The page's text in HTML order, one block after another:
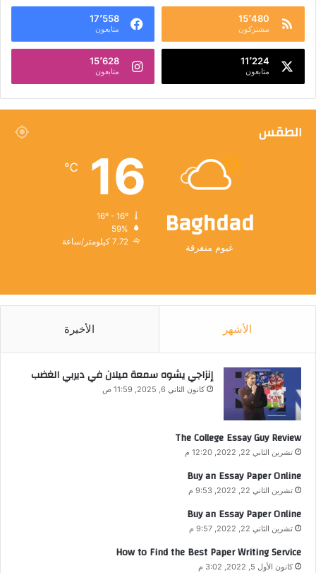
15٬480
مشتركون
17٬558
متابعون
11٬224
متابعون
15٬628
متابعون
الطقس
Baghdad
غيوم متفرقة
16
℃
59%
7.72 كيلومتر/ساعة
الأشهر الأخيرة
إنزاجي يشوه سمعة ميلان في ديربي الغضب
كانون الثاني 6, 2025, 11:59 ص
The College Essay Guy Review
تشرين الثاني 22, 2022, 12:20 م
Buy an Essay Paper Online
تشرين الثاني 22, 2022, 9:53 م
Buy an Essay Paper Online
تشرين الثاني 22, 2022, 9:57 م
How to Find the Best Paper Writing Service
كانون الأول 5, 2022, 3:02 م